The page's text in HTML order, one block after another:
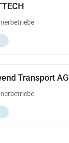
Transport AG